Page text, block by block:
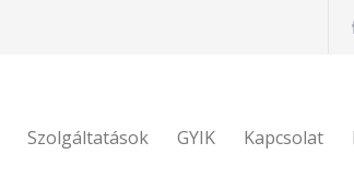
Szolgáltatások GYIK Kapcsolat